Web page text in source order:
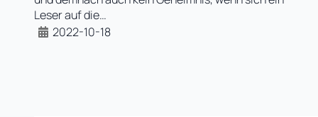
Leser auf die…
2022-10-18